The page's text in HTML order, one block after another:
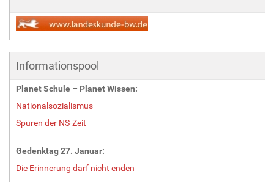
Informationspool
Planet Schule – Planet Wissen:
Nationalsozialismus
Spuren der NS-Zeit
Gedenktag 27. Januar:
Die Erinnerung darf nicht enden